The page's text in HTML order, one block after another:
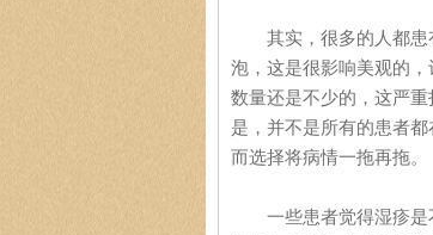
其实，很多的人都患
泡，这是很影响美观的
数量还是不少的，这严
是，并不是所有的患者
而选择将病情一拖再拖。
一些患者觉得湿疹是